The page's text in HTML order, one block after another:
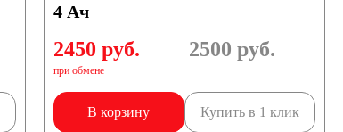
4 Ач
2450 руб.
при обмене
2500 руб.
В корзину Купить в 1 клик